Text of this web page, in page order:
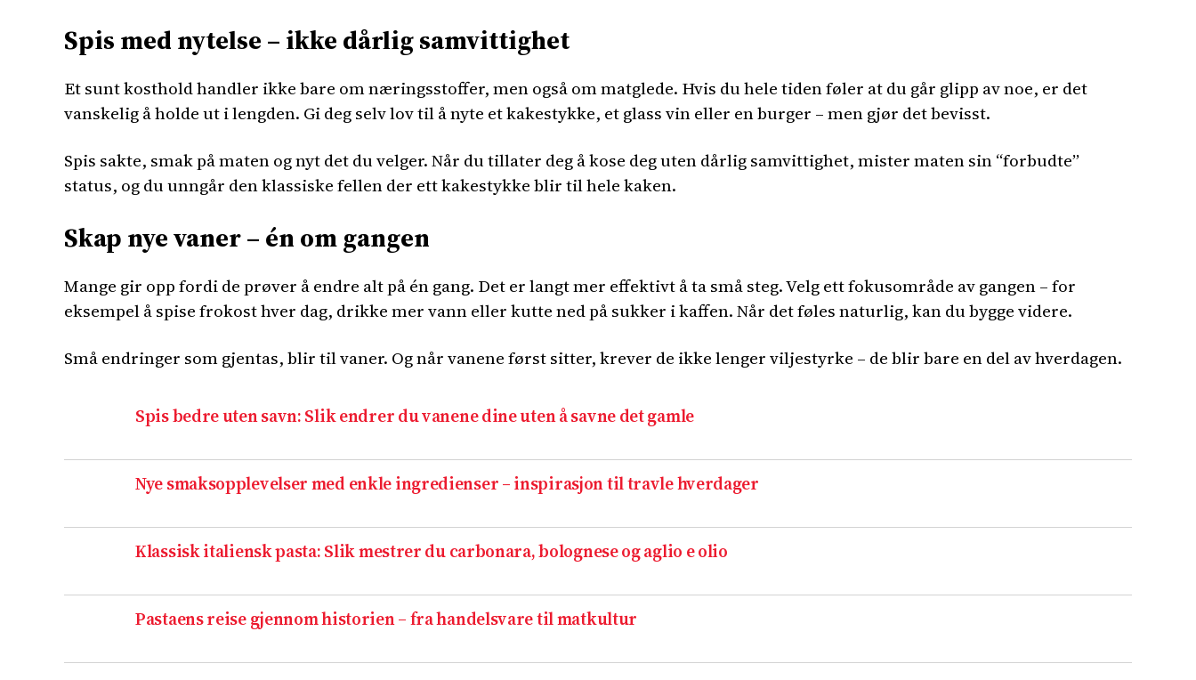
Spis med nytelse – ikke dårlig samvittighet
Et sunt kosthold handler ikke bare om næringsstoffer, men også om matglede. Hvis du hele tiden føler at du går glipp av noe, er det
vanskelig å holde ut i lengden. Gi deg selv lov til å nyte et kakestykke, et glass vin eller en burger – men gjør det bevisst.
Spis sakte, smak på maten og nyt det du velger. Når du tillater deg å kose deg uten dårlig samvittighet, mister maten sin “forbudte”
status, og du unngår den klassiske fellen der ett kakestykke blir til hele kaken.
Skap nye vaner – én om gangen
Mange gir opp fordi de prøver å endre alt på én gang. Det er langt mer effektivt å ta små steg. Velg ett fokusområde av gangen – for
eksempel å spise frokost hver dag, drikke mer vann eller kutte ned på sukker i kaffen. Når det føles naturlig, kan du bygge videre.
Små endringer som gjentas, blir til vaner. Og når vanene først sitter, krever de ikke lenger viljestyrke – de blir bare en del av hverdagen.
Spis bedre uten savn: Slik endrer du vanene dine uten å savne det gamle
Nye smaksopplevelser med enkle ingredienser – inspirasjon til travle hverdager
Klassisk italiensk pasta: Slik mestrer du carbonara, bolognese og aglio e olio
Pastaens reise gjennom historien – fra handelsvare til matkultur